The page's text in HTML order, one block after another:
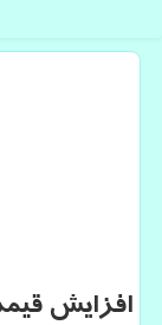
افزایش